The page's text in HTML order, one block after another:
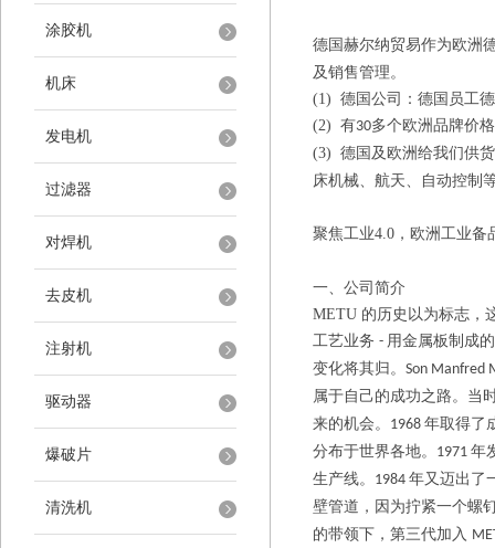
涂胶机
机床
发电机
过滤器
对焊机
去皮机
注射机
驱动器
爆破片
清洗机
德国赫尔纳贸易作为欧洲
及销售管理。
(1) 德国公司：德国员工
(2) 有30多个欧洲品牌价
(3) 德国及欧洲给我们供
床机械、航天、自动控制
聚焦工业4.0 ，欧洲工业
一、 公司简介
METU 的历史以为标志，
工艺业务 - 用金属板制成
变化将其归。 Son Manfred
属于自己的成功之路。当
来的机会。 1968 年取得了
分布于世界各地。 1971 年
生产线。 1984 年又迈出了
壁管道，因为拧紧一个螺
的带领下，第三代加入